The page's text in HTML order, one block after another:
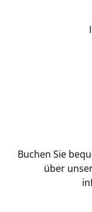
Buchen Sie
über